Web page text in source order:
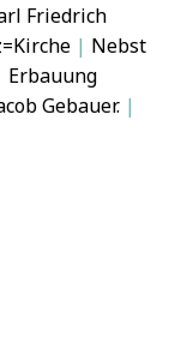
Friedrich
| Nebst
Erbauung
Gebauer. |